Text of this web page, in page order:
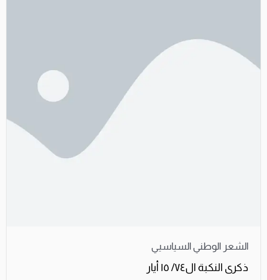
الشعر الوطني السياسيي
ذكرى النكبة ال٧٤/ ١٥ أيار